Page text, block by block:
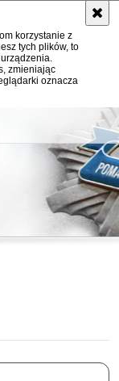
korzystanie z
tych plików, to
zmieniając
oznacza